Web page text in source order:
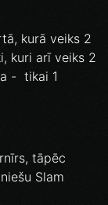
kurā veiks 2
kuri arī veiks 2
- tikai 1
tāpēc
Slam